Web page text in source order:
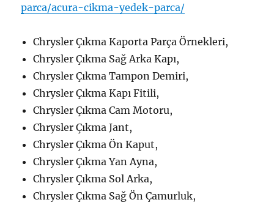
parca/acura-cikma-yedek-parca/
Chrysler Çıkma Kaporta Parça Örnekleri,
Chrysler Çıkma Sağ Arka Kapı,
Chrysler Çıkma Tampon Demiri,
Chrysler Çıkma Kapı Fitili,
Chrysler Çıkma Cam Motoru,
Chrysler Çıkma Jant,
Chrysler Çıkma Ön Kaput,
Chrysler Çıkma Yan Ayna,
Chrysler Çıkma Sol Arka,
Chrysler Çıkma Sağ Ön Çamurluk,